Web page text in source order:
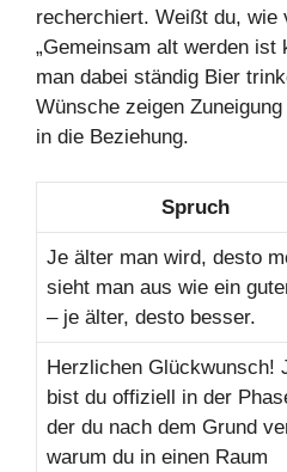
recherchiert. Weißt du, wie
„Gemeinsam alt werden
man dabei ständig Bier
Wünsche zeigen
in die Beziehung.
Spruch
Je älter man wird, desto
sieht man aus wie ein
– je älter, desto besser.
Herzlichen Glückwunsch!
bist du offiziell in der
der du nach dem Grund
warum du in einen Raum